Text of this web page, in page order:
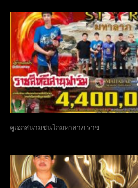
คู่เอกสนามชนไก่มหาลาภ ราช